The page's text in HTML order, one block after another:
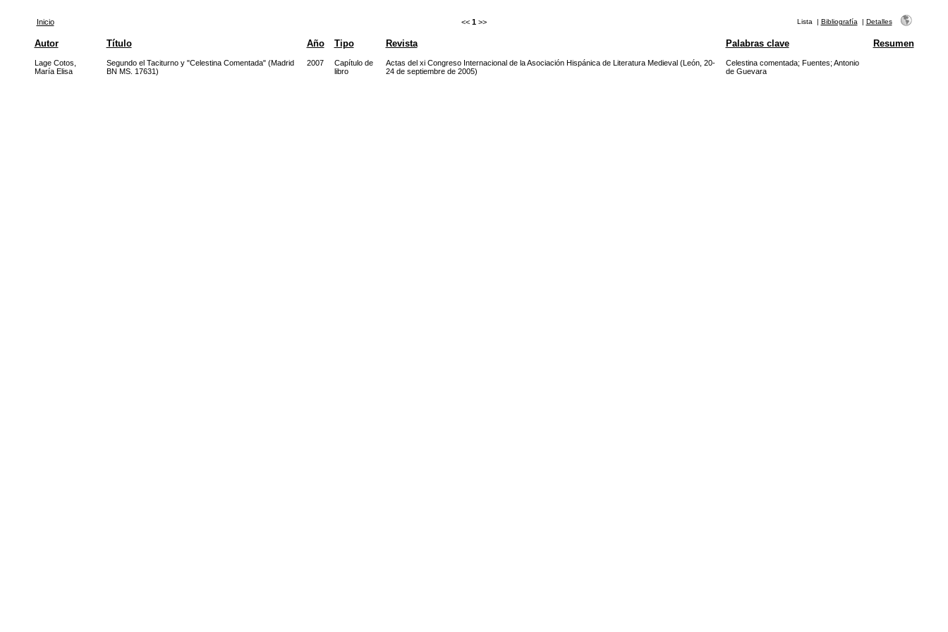
Inicio << 1 >> Lista | Bibliografía | Detalles
Autor Título Año Tipo Revista Palabras clave Resumen
Lage Cotos,
María Elisa
Segundo el Taciturno y "Celestina Comentada" (Madrid
BN MS. 17631)
2007
Capítulo de
libro
Actas del xi Congreso Internacional de la Asociación Hispánica de Literatura Medieval (León, 20-
24 de septiembre de 2005)
Celestina comentada; Fuentes; Antonio
de Guevara